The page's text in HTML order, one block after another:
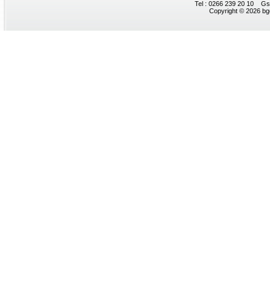
Tel : 0266 239 20 10
Copyright © 2026